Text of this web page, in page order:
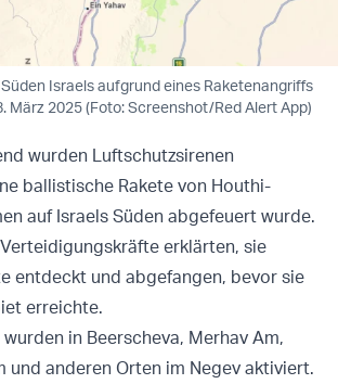
Israels aufgrund eines Raketenangriffs
März 2025 (Foto: Screenshot/Red Alert App)
wurden Luftschutzsirenen
ballistische Rakete von Houthi-
auf Israels Süden abgefeuert wurde.
erklärten, sie
entdeckt und abgefangen, bevor sie
erreichte.
in Beerscheva, Merhav Am,
und anderen Orten im Negev aktiviert.